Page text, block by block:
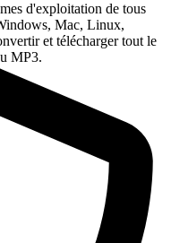
d'exploitation de tous
Mac, Linux,
et télécharger tout le
MP3.